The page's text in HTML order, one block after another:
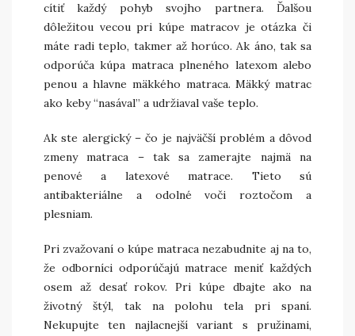
cítiť každý pohyb svojho partnera. Ďalšou
dôležitou vecou pri kúpe matracov je otázka či
máte radi teplo, takmer až horúco. Ak áno, tak sa
odporúča kúpa matraca plneného latexom alebo
penou a hlavne mäkkého matraca. Mäkký matrac
ako keby “nasával” a udržiaval vaše teplo.
Ak ste alergický – čo je najväčší problém a dôvod
zmeny matraca – tak sa zamerajte najmä na
penové a latexové matrace. Tieto sú
antibakteriálne a odolné voči roztočom a
plesniam.
Pri zvažovaní o kúpe matraca nezabudnite aj na to,
že odborníci odporúčajú matrace meniť každých
osem až desať rokov. Pri kúpe dbajte ako na
životný štýl, tak na polohu tela pri spaní.
Nekupujte ten najlacnejší variant s pružinami,